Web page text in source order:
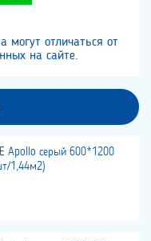
могут отличаться от
на сайте.
Apollo серый 600*1200
1,44м2)